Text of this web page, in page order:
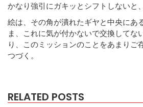
かなり強引にガキッとシフトしないと
絵は、その角が潰れたギヤと中央にあ
ま、これに気が付かないで交換してな
り、このミッションのことをあまりご
つづく。
RELATED POSTS